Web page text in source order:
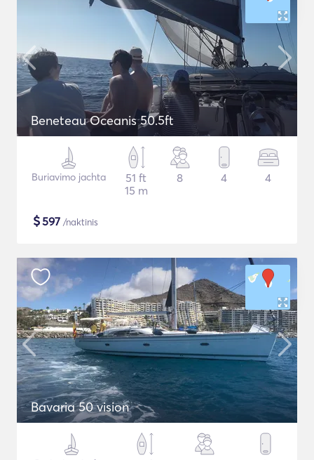
Beneteau Oceanis 50.5ft
Buriavimo jachta
51 ft
15 m
8 4 4
$597 /naktinis
Bavaria 50 vision